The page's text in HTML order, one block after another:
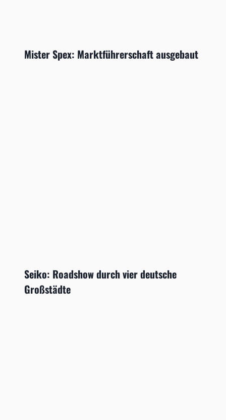
Mister Spex: Marktführerschaft ausgebaut
Seiko: Roadshow durch vier deutsche
Großstädte